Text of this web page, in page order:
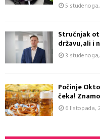
5
Stručnjak
državu, ali i
3
Počinje
čeka!
6 listopada,